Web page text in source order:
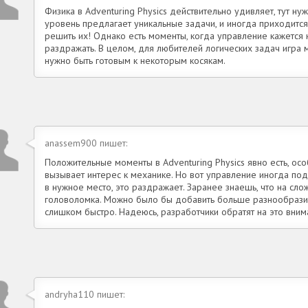
Физика в Adventuring Physics действительно удивляет, тут
уровень предлагает уникальные задачи, и иногда
решить их! Однако есть моменты, когда управление
раздражать. В целом, для любителей логических задач игра
нужно быть готовым к некоторым косякам.
anassem900 пишет:
Положительные моменты в Adventuring Physics явно есть,
вызывает интерес к механике. Но вот управление иногда
в нужное место, это раздражает. Заранее знаешь, что на
головоломка. Можно было бы добавить больше
слишком быстро. Надеюсь, разработчики обратят на это
andryha110 пишет: